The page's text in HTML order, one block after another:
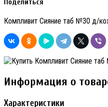
Поделиться
Компливит Сияние таб №30 д/
Информация о
Характеристики